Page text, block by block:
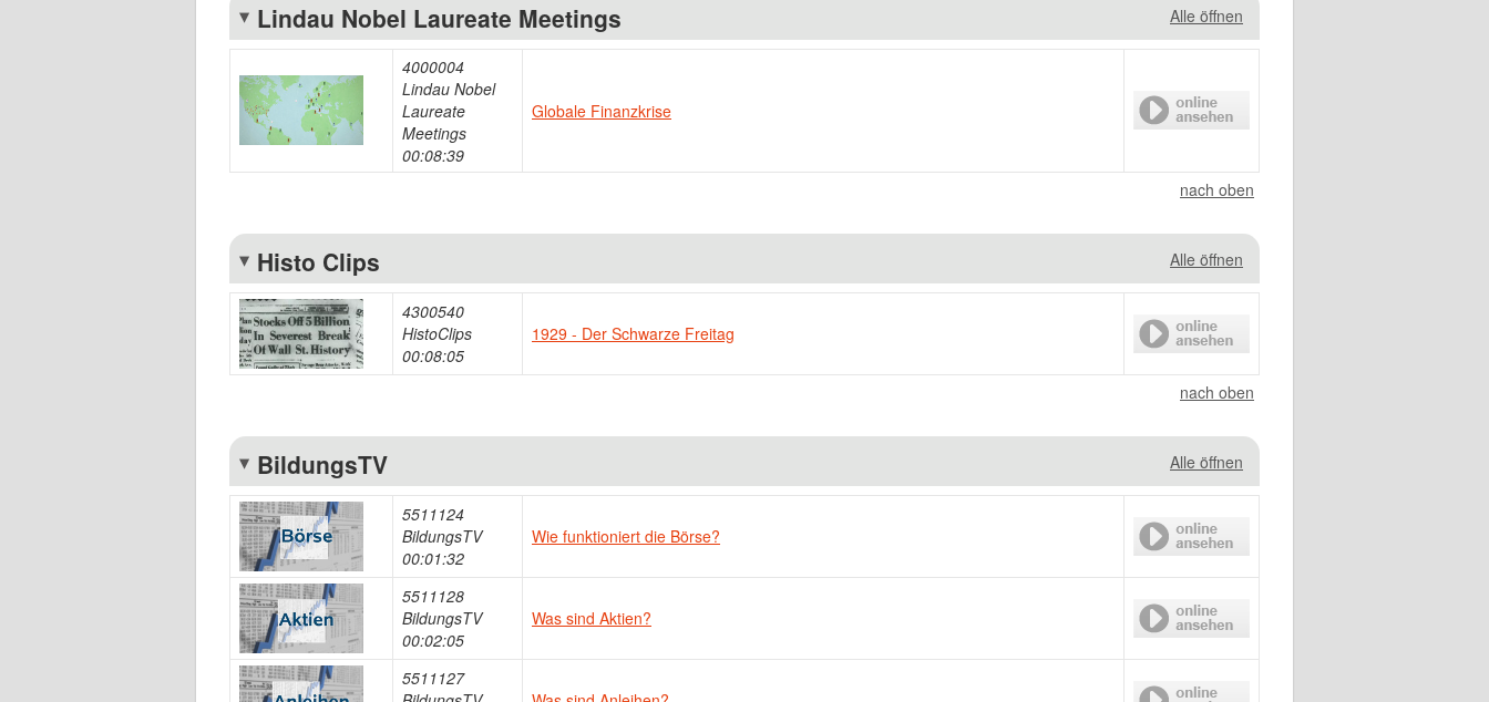
Lindau Nobel Laureate Meetings Alle öffnen
4000004
Lindau Nobel
Laureate
Meetings
00:08:39
Globale Finanzkrise
nach oben
Histo Clips Alle öffnen
4300540
HistoClips
00:08:05
1929 - Der Schwarze Freitag
nach oben
BildungsTV Alle öffnen
5511124
BildungsTV
00:01:32
Wie funktioniert die Börse?
5511128
BildungsTV
00:02:05
Was sind Aktien?
5511127